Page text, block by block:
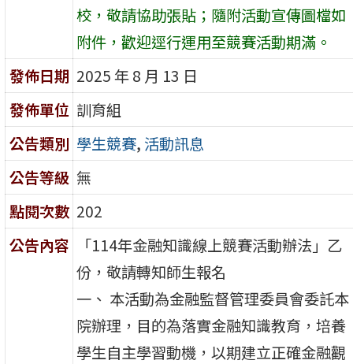
校，敬請協助張貼；隨附活動宣傳圖檔如
附件，歡迎逕行運用至競賽活動期滿。
發佈日期 2025 年 8 月 13 日
發佈單位 訓育組
公告類別 學生競賽, 活動訊息
公告等級 無
點閱次數 202
公告內容
「114年金融知識線上競賽活動辦法」乙
份，敬請轉知師生報名
一、 本活動為金融監督管理委員會委託本
院辦理，目的為落實金融知識教育，培養
學生自主學習動機，以期建立正確金融觀